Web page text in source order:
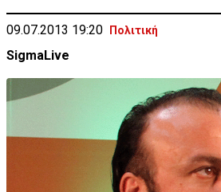
09.07.2013 19:20 Πολιτική
SigmaLive